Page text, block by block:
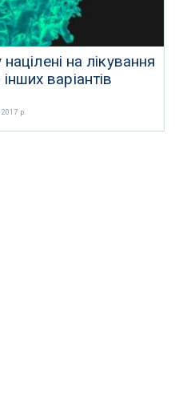
на лікування
варіантів
2017 р.